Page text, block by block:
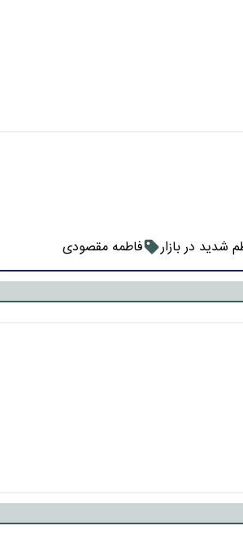
شدید در بازار فاطمه مقصودی